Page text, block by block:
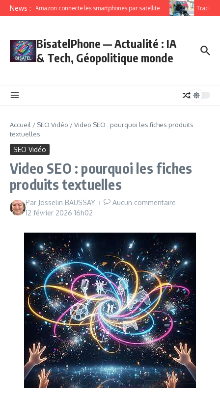
News : Amazon connecte les smartphones par satellite Trackers
BisatelPhone — Actualité : IA
& Tech, Géopolitique monde
Accueil / SEO Vidéo /Video SEO : pourquoi les fiches produits
textuelles
SEO Vidéo
Video SEO : pourquoi les fiches
produits textuelles
Par Josselin BAUSSAY
Aucun commentaire
12 février 2026 16h02